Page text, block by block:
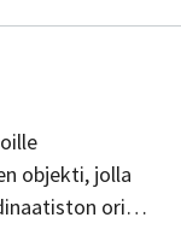
objekti, jolla
origo,